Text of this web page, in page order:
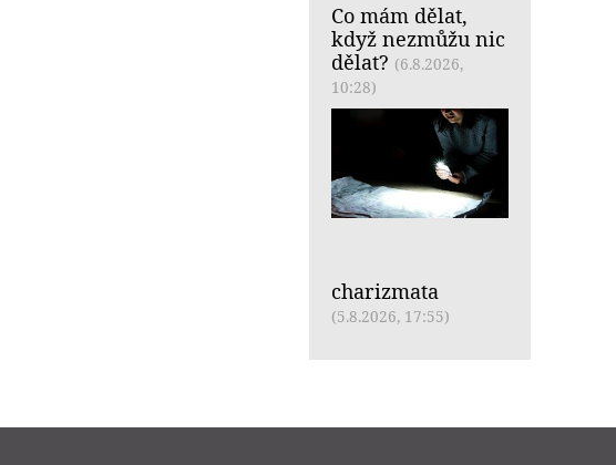
Co mám dělat,
když nezmůžu nic
dělat? (6.8.2026,
10:28)
charizmata
(5.8.2026, 17:55)